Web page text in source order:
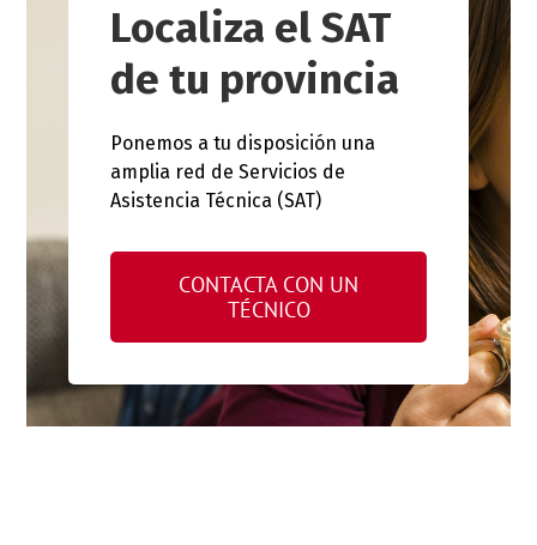
Localiza el SAT
de tu provincia
Ponemos a tu disposición una
amplia red de Servicios de
Asistencia Técnica (SAT)
CONTACTA CON UN
TÉCNICO